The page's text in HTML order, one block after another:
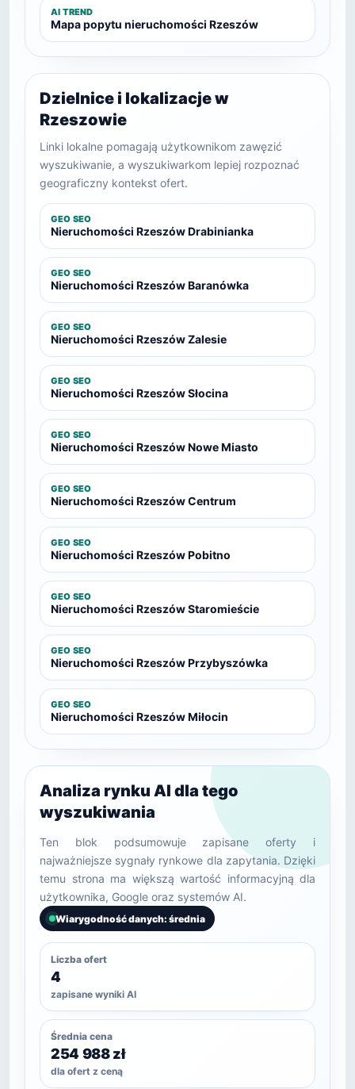
AI TREND
Mapa popytu nieruchomości Rzeszów
Dzielnice i lokalizacje w
Rzeszowie
Linki lokalne pomagają użytkownikom zawęzić
wyszukiwanie, a wyszukiwarkom lepiej rozpoznać
geograficzny kontekst ofert.
GEO SEO
Nieruchomości Rzeszów Drabinianka
GEO SEO
Nieruchomości Rzeszów Baranówka
GEO SEO
Nieruchomości Rzeszów Zalesie
GEO SEO
Nieruchomości Rzeszów Słocina
GEO SEO
Nieruchomości Rzeszów Nowe Miasto
GEO SEO
Nieruchomości Rzeszów Centrum
GEO SEO
Nieruchomości Rzeszów Pobitno
GEO SEO
Nieruchomości Rzeszów Staromieście
GEO SEO
Nieruchomości Rzeszów Przybyszówka
GEO SEO
Nieruchomości Rzeszów Miłocin
Analiza rynku AI dla tego
wyszukiwania
Ten blok podsumowuje zapisane oferty i
najważniejsze sygnały rynkowe dla zapytania. Dzięki
temu strona ma większą wartość informacyjną dla
użytkownika, Google oraz systemów AI.
Wiarygodność danych: średnia
Liczba ofert
4
zapisane wyniki AI
Średnia cena
254 988 zł
dla ofert z ceną